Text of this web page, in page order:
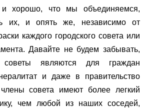
и хорошо, что мы объединяемся,
их, и опять же, независимо от
каждого городского совета или
Давайте не будем забывать,
советы являются для граждан
и даже в правительство
совета имеют более легкий
чем любой из наших соседей,